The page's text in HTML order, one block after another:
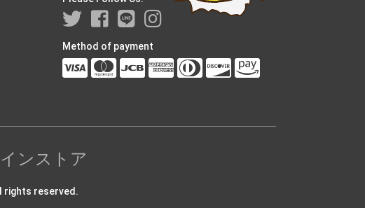
Method of payment
ンストア
rights reserved.